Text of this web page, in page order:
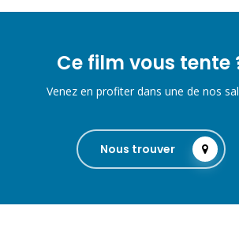
Ce film vous tente
Venez en profiter dans une de nos
Nous trouver